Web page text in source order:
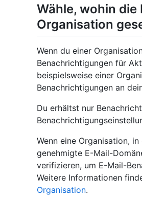
Wähle, wohin
Organisation
Wenn du einer
Benachrichtigungen für
beispielsweise einer
Benachrichtigungen an
Du erhältst nur
Wenn eine Organisation,
genehmigte E-Mail-
verifizieren, um E-Mail-
Weitere Informationen
Organisation.